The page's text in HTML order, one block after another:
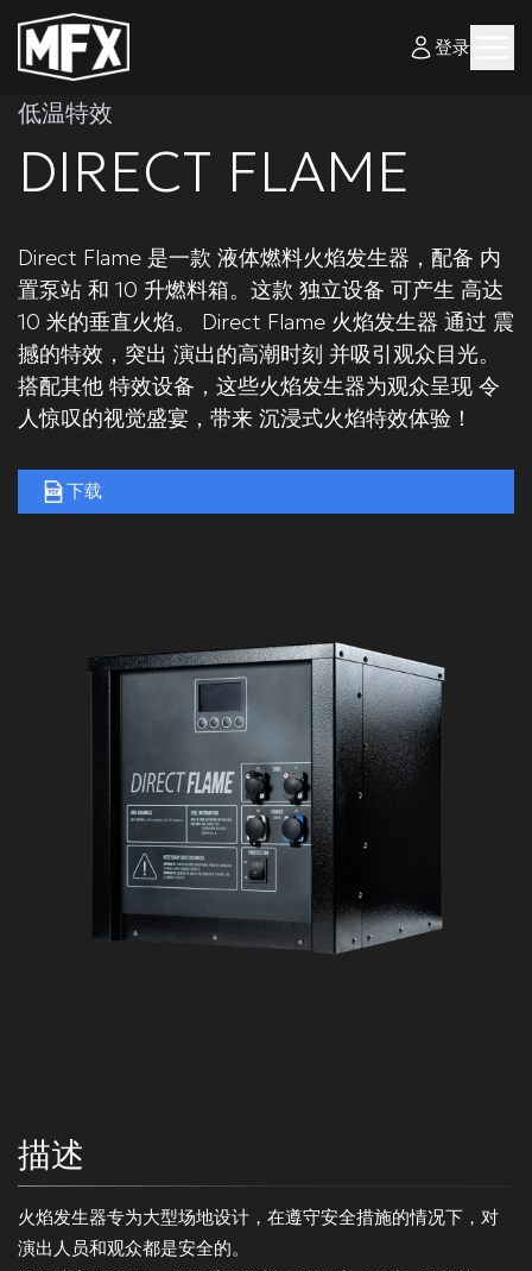
登录
低温特效
DIRECT FLAME
Direct Flame 是一款 液体燃料火焰发生器，配备 内
置泵站 和 10 升燃料箱。这款 独立设备 可产生 高达
10 米的垂直火焰。 Direct Flame 火焰发生器 通过 震
撼的特效，突出 演出的高潮时刻 并吸引观众目光。
搭配其他 特效设备，这些火焰发生器为观众呈现 令
人惊叹的视觉盛宴，带来 沉浸式火焰特效体验！
下载
描述
火焰发生器专为大型场地设计，在遵守安全措施的情况下，对
演出人员和观众都是安全的。